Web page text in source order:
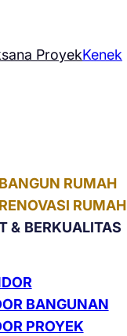
ProyekKenek
RUMAH
RUMAH
& BERKUALITAS
BANGUNAN
PROYEK